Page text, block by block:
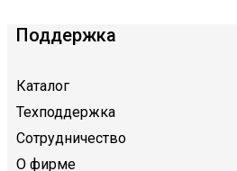
Поддержка
Каталог
Техподдержка
Сотрудничество
О фирме